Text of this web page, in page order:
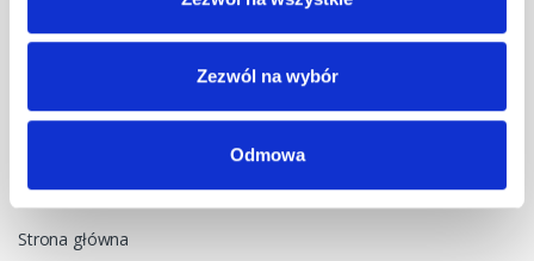
Zezwól na wybór
Odmowa
Bielsko-Biała, Polska
Menu główne
Strona główna